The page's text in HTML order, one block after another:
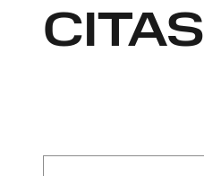
CITAS